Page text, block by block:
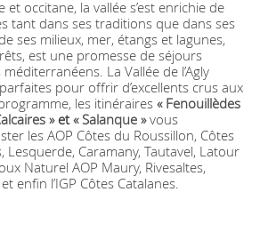
occitane, la vallée s’est enrichie de
tant dans ses traditions que dans ses
ses milieux, mer, étangs et lagunes,
est une promesse de séjours
La Vallée de l’Agly
pour offrir d’excellents crus aux
les itinéraires « Fenouillèdes
»et« Salanque »vous
les AOP Côtes du Roussillon, Côtes
Lesquerde, Caramany, Tautavel, Latour
Naturel AOP Maury, Rivesaltes,
enfin l’IGP Côtes Catalanes.